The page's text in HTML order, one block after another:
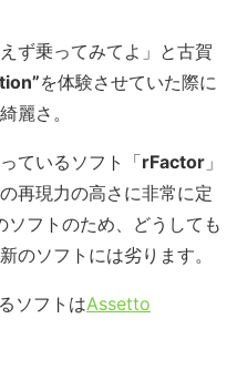
ず乗ってみてよ」と古賀
を体験させていた際に
麗さ。
ているソフト「rFactor 」
再現力の高さに非常に定
フトのため、どうしても
のソフトには劣ります。
ソフトはAssetto